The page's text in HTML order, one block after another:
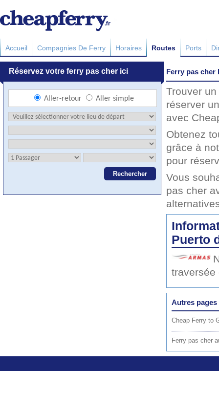
Accueil Compagnies De Ferry Horaires Routes Ports
Ferry pas cher
Trouver
réserver
avec
Obtenez
grâce à
pour
Vous
pas cher
Puerto
traversée
Autres pages
Cheap Ferry to
Ferry pas cher